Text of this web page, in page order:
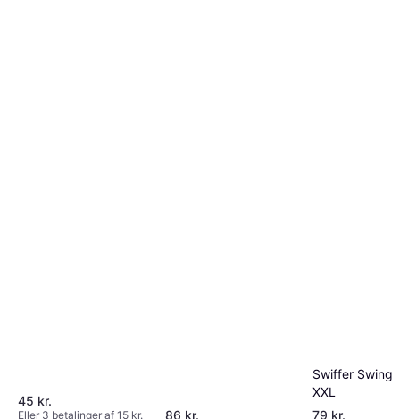
45 kr.
Eller 3 betalinger af 15 kr. 86 kr.
Swiffer Swing
XXL
79 kr.